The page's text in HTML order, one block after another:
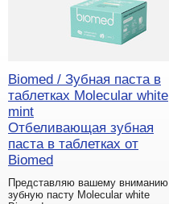
Biomed / Зубная паста в
таблетках Molecular white
mint
Отбеливающая зубная
паста в таблетках от
Biomed
Представляю вашему вниманию
зубную пасту Molecular white